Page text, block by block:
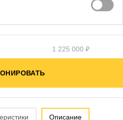
1 225 000 ₽
Описание